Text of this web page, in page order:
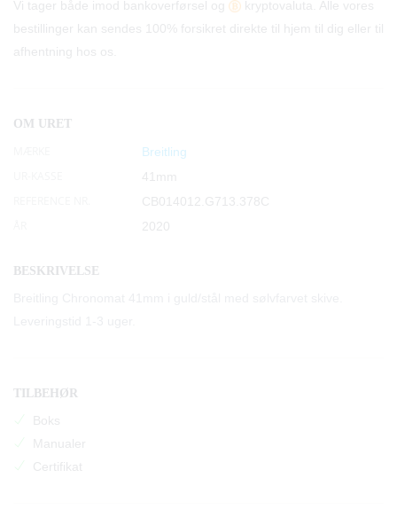
Vi tager både imod bankoverførsel og
kryptovaluta. Alle vores
bestillinger kan sendes 100% forsikret direkte til hjem til dig eller til
afhentning hos os.
OM URET
Breitling
41mm
CB014012.G713.378C
2020
BESKRIVELSE
TILBEHØR
Boks
Manualer
Certifikat